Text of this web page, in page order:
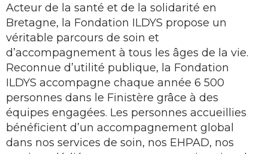
Acteur de la santé et de la solidarité en
Bretagne, la Fondation ILDYS propose un
véritable parcours de soin et
d’accompagnement à tous les âges de la vie.
Reconnue d’utilité publique, la Fondation
ILDYS accompagne chaque année 6 500
personnes dans le Finistère grâce à des
équipes engagées. Les personnes accueillies
bénéficient d’un accompagnement global
dans nos services de soin, nos EHPAD, nos